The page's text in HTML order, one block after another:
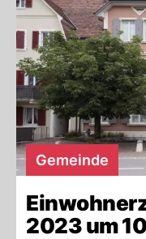
Gemeinde
2023 um